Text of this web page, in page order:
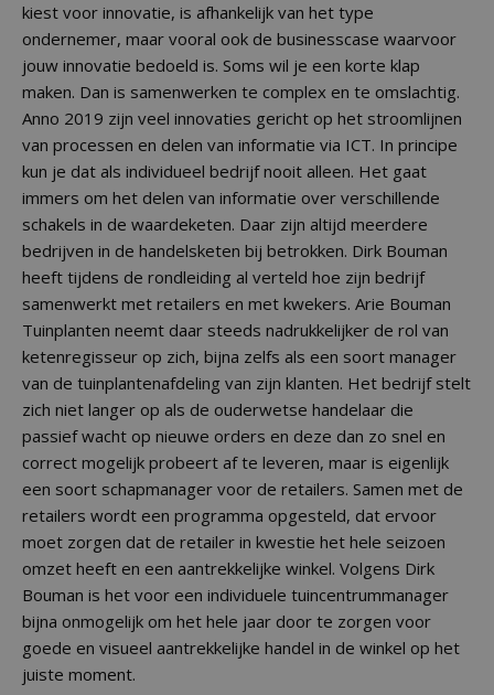
kiest voor innovatie, is afhankelijk van het type
ondernemer, maar vooral ook de businesscase waarvoor
jouw innovatie bedoeld is. Soms wil je een korte klap
maken. Dan is samenwerken te complex en te omslachtig.
Anno 2019 zijn veel innovaties gericht op het stroomlijnen
van processen en delen van informatie via ICT. In principe
kun je dat als individueel bedrijf nooit alleen. Het gaat
immers om het delen van informatie over verschillende
schakels in de waardeketen. Daar zijn altijd meerdere
bedrijven in de handelsketen bij betrokken. Dirk Bouman
heeft tijdens de rondleiding al verteld hoe zijn bedrijf
samenwerkt met retailers en met kwekers. Arie Bouman
Tuinplanten neemt daar steeds nadrukkelijker de rol van
ketenregisseur op zich, bijna zelfs als een soort manager
van de tuinplantenafdeling van zijn klanten. Het bedrijf stelt
zich niet langer op als de ouderwetse handelaar die
passief wacht op nieuwe orders en deze dan zo snel en
correct mogelijk probeert af te leveren, maar is eigenlijk
een soort schapmanager voor de retailers. Samen met de
retailers wordt een programma opgesteld, dat ervoor
moet zorgen dat de retailer in kwestie het hele seizoen
omzet heeft en een aantrekkelijke winkel. Volgens Dirk
Bouman is het voor een individuele tuincentrummanager
bijna onmogelijk om het hele jaar door te zorgen voor
goede en visueel aantrekkelijke handel in de winkel op het
juiste moment.